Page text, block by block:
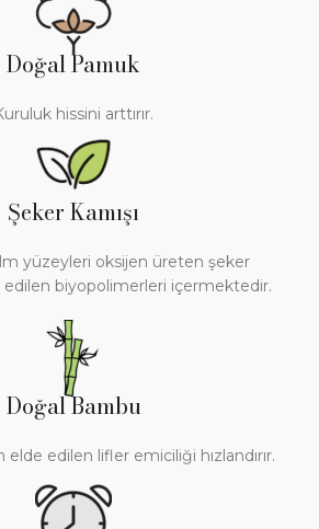
Doğal Pamuk
hissini arttırır.
Şeker Kamışı
yüzeyleri oksijen üreten şeker
edilen biyopolimerleri içermektedir.
Doğal Bambu
edilen lifler emiciliği hızlandırır.